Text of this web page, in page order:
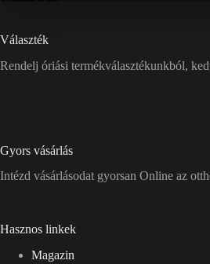
Választék
Rendelj óriási termékválasztékunkból,
Gyors vásárlás
Intézd vásárlásodat gyorsan Online az
Hasznos linkek
Magazin